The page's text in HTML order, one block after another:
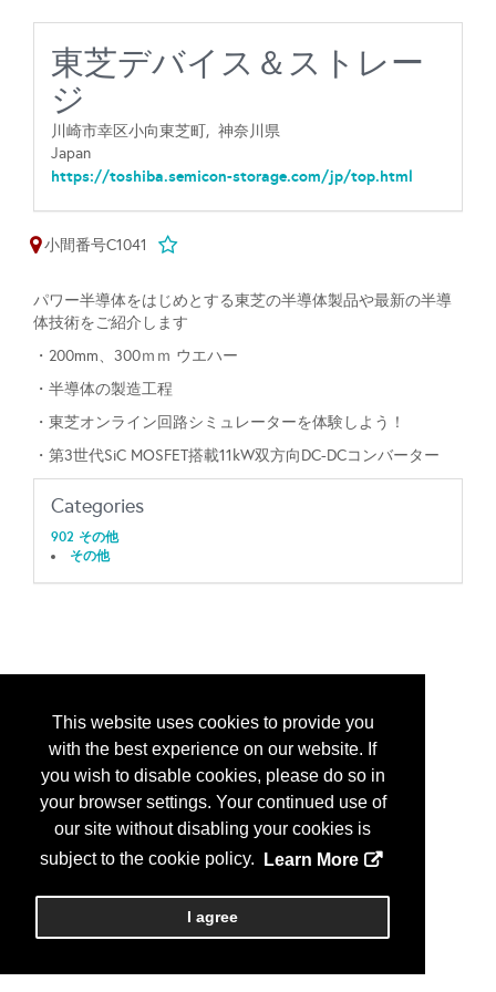
This website uses cookies to provide you
with the best experience on our website. If
you wish to disable cookies, please do so in
your browser settings. Your continued use of
our site without disabling your cookies is
subject to the cookie policy.
Learn More
I agree
東芝デバイス＆ストレー
ジ
川崎市幸区小向東芝町, 神奈川県
Japan
https://toshiba.semicon-storage.com/jp/top.html
小間番号C1041
パワー半導体をはじめとする東芝の半導体製品や最新の半導
体技術をご紹介します
・200mm、300ｍｍ ウエハー
・半導体の製造工程
・東芝オンライン回路シミュレーターを体験しよう！
・第3世代SiC MOSFET搭載11kW双方向DC-DCコンバーター
Categories
902 その他
その他